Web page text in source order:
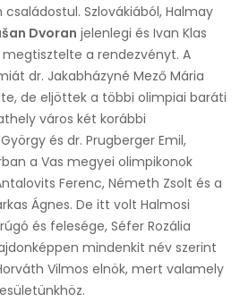
Szlovákiából, Halmay
Dvoran jelenlegi és Ivan Klas
a rendezvényt. A
dr. Jakabházyné Mező Mária
de eljöttek a többi olimpiai baráti
város két korábbi
és dr. Prugberger Emil,
a Vas megyei olimpikonok
Ferenc, Németh Zsolt és a
Ágnes. De itt volt Halmosi
és felesége, Séfer Rozália
mindenkit név szerint
Vilmos elnök, mert valamely